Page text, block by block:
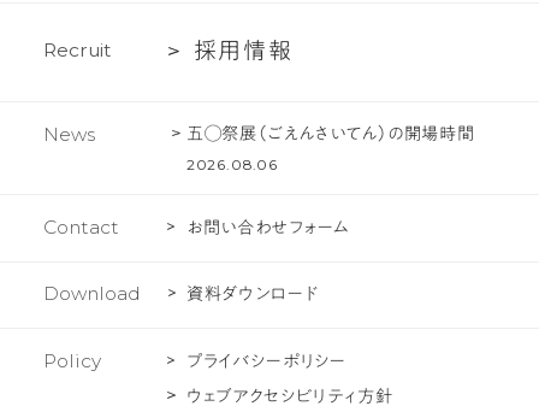
ク
る
問
Recruit
採 採用 情報
News 五◯祭展（ごえんさいてん）の開場時間
2026.08.06
Contact お問い合わせフォーム
Download 資料ダウンロード
Policy
プライバシーポリシー
ウェブアクセシビリティ方針